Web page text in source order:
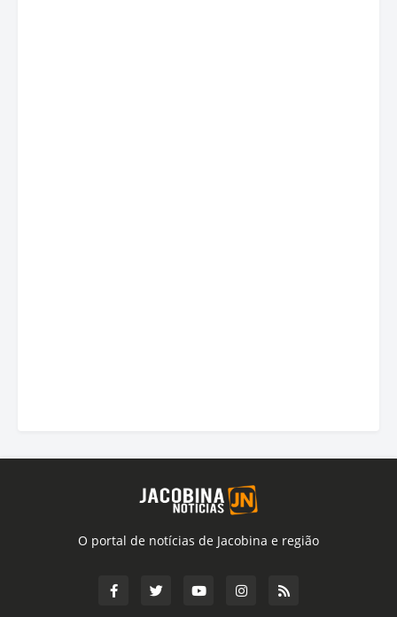
O portal de notícias de Jacobina e região